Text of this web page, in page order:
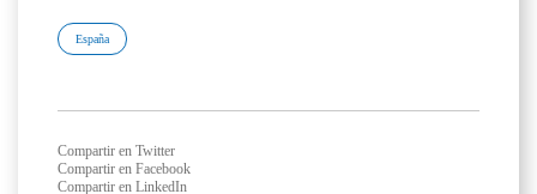
España
Compartir en Twitter
Compartir en Facebook
Compartir en LinkedIn